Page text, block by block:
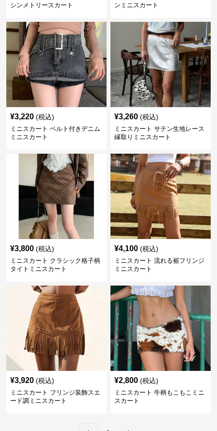
シンメトリースカート
ンミニスカート
¥3,220 (税込)
ミニスカート ベルト付きデニム
ミニスカート
¥3,260 (税込)
ミニスカート サテン生地レース
縁取りミニスカート
¥3,800 (税込)
ミニスカート クラシック格子柄
タイトミニスカート
¥4,100 (税込)
ミニスカート 流れる裾フリンジ
ミニスカート
¥3,920 (税込)
ミニスカート フリンジ装飾スエ
ード調ミニスカート
¥2,800 (税込)
ミニスカート 牛柄もこもこミニ
スカート